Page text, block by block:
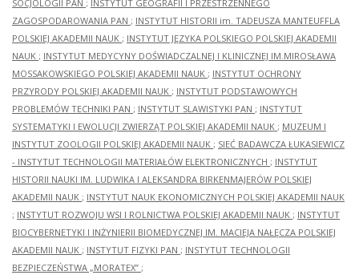
SOCJOLOGII PAN ; INSTYTUT GEOGRAFII I PRZESTRZENNEGO
ZAGOSPODAROWANIA PAN ; INSTYTUT HISTORII im. TADEUSZA MANTEUFFLA
POLSKIEJ AKADEMII NAUK ; INSTYTUT JĘZYKA POLSKIEGO POLSKIEJ AKADEMII
NAUK ; INSTYTUT MEDYCYNY DOŚWIADCZALNEJ I KLINICZNEJ IM.MIROSŁAWA
MOSSAKOWSKIEGO POLSKIEJ AKADEMII NAUK ; INSTYTUT OCHRONY
PRZYRODY POLSKIEJ AKADEMII NAUK ; INSTYTUT PODSTAWOWYCH
PROBLEMÓW TECHNIKI PAN ; INSTYTUT SLAWISTYKI PAN ; INSTYTUT
SYSTEMATYKI I EWOLUCJI ZWIERZĄT POLSKIEJ AKADEMII NAUK ; MUZEUM I
INSTYTUT ZOOLOGII POLSKIEJ AKADEMII NAUK ; SIEĆ BADAWCZA ŁUKASIEWICZ
- INSTYTUT TECHNOLOGII MATERIAŁÓW ELEKTRONICZNYCH ; INSTYTUT
HISTORII NAUKI IM. LUDWIKA I ALEKSANDRA BIRKENMAJERÓW POLSKIEJ
AKADEMII NAUK ; INSTYTUT NAUK EKONOMICZNYCH POLSKIEJ AKADEMII NAUK
; INSTYTUT ROZWOJU WSI I ROLNICTWA POLSKIEJ AKADEMII NAUK ; INSTYTUT
BIOCYBERNETYKI I INŻYNIERII BIOMEDYCZNEJ IM. MACIEJA NAŁĘCZA POLSKIEJ
AKADEMII NAUK ; INSTYTUT FIZYKI PAN ; INSTYTUT TECHNOLOGII
BEZPIECZEŃSTWA „MORATEX” ;